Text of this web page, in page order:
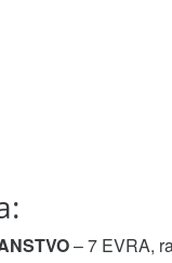
– 7 EVRA,